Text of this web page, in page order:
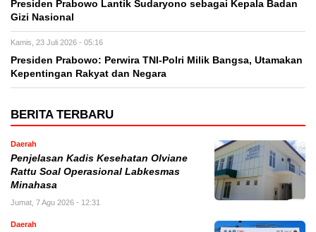
Presiden Prabowo Lantik Sudaryono sebagai Kepala Badan
Gizi Nasional
Kamis, 23 Juli 2026 - 05:16
Presiden Prabowo: Perwira TNI-Polri Milik Bangsa, Utamakan
Kepentingan Rakyat dan Negara
BERITA TERBARU
Daerah
Penjelasan Kadis Kesehatan Olviane
Rattu Soal Operasional Labkesmas
Minahasa
Jumat, 7 Agu 2026 - 12:31
Daerah